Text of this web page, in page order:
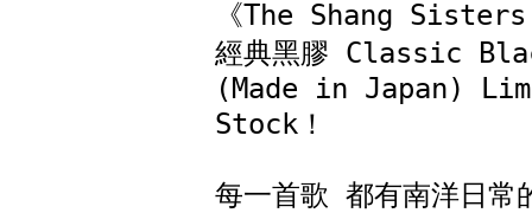
《The Shang
經典黑膠 Classic
(Made in Japan)
Stock！
每一首歌 都有南洋日常